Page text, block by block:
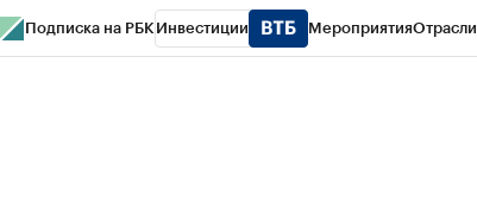
Подписка на РБК Инвестиции МероприятияОтрасли